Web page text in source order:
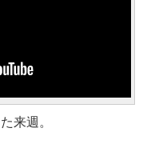
来週。